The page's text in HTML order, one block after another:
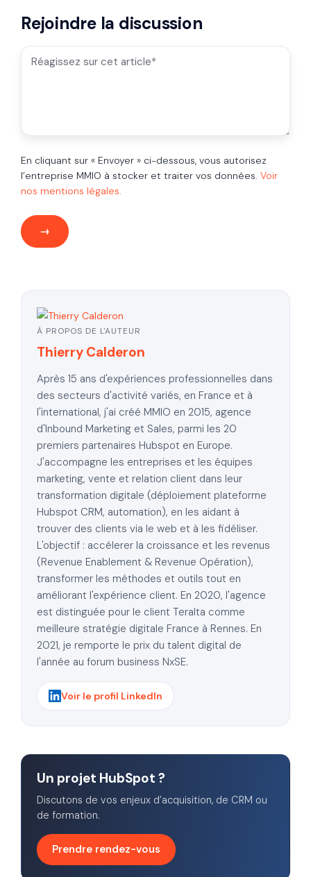
Rejoindre la discussion
En cliquant sur « Envoyer » ci-dessous, vous autorisez
l’entreprise MMIO à stocker et traiter vos données. Voir
nos mentions légales.
À PROPOS DE L'AUTEUR
Thierry Calderon
Après 15 ans d'expériences professionnelles dans
des secteurs d'activité variés, en France et à
l'international, j'ai créé MMIO en 2015, agence
d'Inbound Marketing et Sales, parmi les 20
premiers partenaires Hubspot en Europe.
J'accompagne les entreprises et les équipes
marketing, vente et relation client dans leur
transformation digitale (déploiement plateforme
Hubspot CRM, automation), en les aidant à
trouver des clients via le web et à les fidéliser.
L'objectif : accélerer la croissance et les revenus
(Revenue Enablement & Revenue Opération),
transformer les méthodes et outils tout en
améliorant l'expérience client. En 2020, l'agence
est distinguée pour le client Teralta comme
meilleure stratégie digitale France à Rennes. En
2021, je remporte le prix du talent digital de
l'année au forum business NxSE.
Voir le profil LinkedIn
Un projet HubSpot ?
Discutons de vos enjeux d’acquisition, de CRM ou
de formation.
Prendre rendez-vous